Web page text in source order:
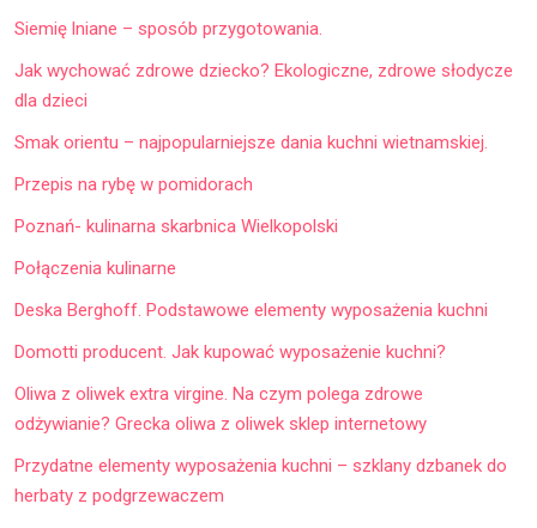
Siemię lniane – sposób przygotowania.
Jak wychować zdrowe dziecko? Ekologiczne, zdrowe słodycze
dla dzieci
Smak orientu – najpopularniejsze dania kuchni wietnamskiej.
Przepis na rybę w pomidorach
Poznań- kulinarna skarbnica Wielkopolski
Połączenia kulinarne
Deska Berghoff. Podstawowe elementy wyposażenia kuchni
Domotti producent. Jak kupować wyposażenie kuchni?
Oliwa z oliwek extra virgine. Na czym polega zdrowe
odżywianie? Grecka oliwa z oliwek sklep internetowy
Przydatne elementy wyposażenia kuchni – szklany dzbanek do
herbaty z podgrzewaczem